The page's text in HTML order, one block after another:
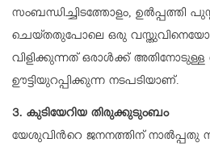
സംബന്ധിച്ചിടത്തോളം, ഉല്‍പ്പത്തി
ചെയ്തതുപോലെ ഒരു വസ്തുവിനെയോ
വിളിക്കുന്നത് ഒരാള്‍ക്ക്
ഊട്ടിയുറപ്പിക്കുന്ന നടപടിയാണ്.
3. കുടിയേറിയ തിരുക്കുടുംബം
യേശുവിന്‍റെ ജനനത്തിന് നാല്‍പ്പതു